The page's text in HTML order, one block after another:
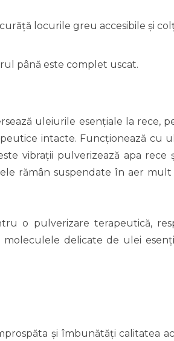
locurile greu accesibile și
până este complet uscat.
uleiurile esențiale la
intacte. Funcționează cu
vibrații pulverizează apa
rămân suspendate în aer
o pulverizare terapeutică,
delicate de ulei
și îmbunătăți calitatea